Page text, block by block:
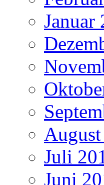
Januar
Juli
Juni